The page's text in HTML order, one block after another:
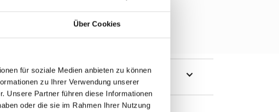
Über Cookies
für soziale Medien anbieten zu können
zu Ihrer Verwendung unserer
Unsere Partner führen diese Informationen
oder die sie im Rahmen Ihrer Nutzung
Risiken